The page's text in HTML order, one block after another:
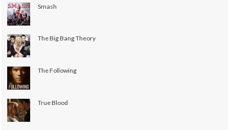
Smash
The Big Bang Theory
The Following
True Blood